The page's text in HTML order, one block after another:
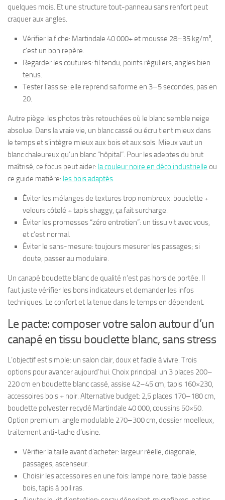
quelques mois. Et une structure tout-panneau sans renfort peut
craquer aux angles.
Vérifier la fiche: Martindale 40 000+ et mousse 28–35 kg/m³,
c’est un bon repère.
Regarder les coutures: fil tendu, points réguliers, angles bien
tenus.
Tester l’assise: elle reprend sa forme en 3–5 secondes, pas en
20.
Autre piège: les photos très retouchées où le blanc semble neige
absolue. Dans la vraie vie, un blanc cassé ou écru tient mieux dans
le temps et s’intègre mieux aux bois et aux sols. Mieux vaut un
blanc chaleureux qu’un blanc “hôpital”. Pour les adeptes du brut
maîtrisé, ce focus peut aider: la couleur noire en déco industrielle ou
ce guide matière: les bois adaptés.
Éviter les mélanges de textures trop nombreux: bouclette +
velours côtelé + tapis shaggy, ça fait surcharge.
Éviter les promesses “zéro entretien”: un tissu vit avec vous,
et c’est normal.
Éviter le sans-mesure: toujours mesurer les passages; si
doute, passer au modulaire.
Un canapé bouclette blanc de qualité n’est pas hors de portée. Il
faut juste vérifier les bons indicateurs et demander les infos
techniques. Le confort et la tenue dans le temps en dépendent.
Le pacte: composer votre salon autour d’un
canapé en tissu bouclette blanc, sans stress
L’objectif est simple: un salon clair, doux et facile à vivre. Trois
options pour avancer aujourd’hui. Choix principal: un 3 places 200–
220 cm en bouclette blanc cassé, assise 42–45 cm, tapis 160×230,
accessoires bois + noir. Alternative budget: 2,5 places 170–180 cm,
bouclette polyester recyclé Martindale 40 000, coussins 50×50.
Option premium: angle modulable 270–300 cm, dossier moelleux,
traitement anti-tache d’usine.
Vérifier la taille avant d’acheter: largeur réelle, diagonale,
passages, ascenseur.
Choisir les accessoires en une fois: lampe noire, table basse
bois, tapis à poil ras.